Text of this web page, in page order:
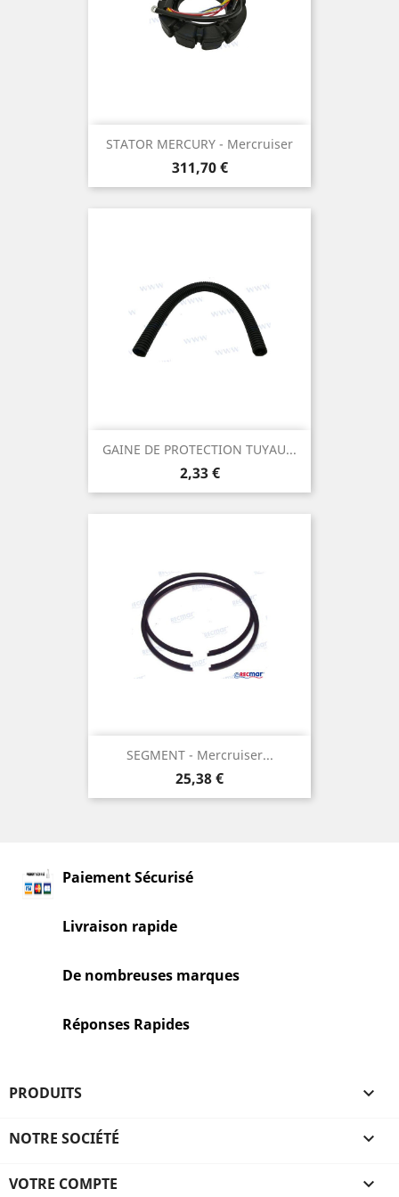
STATOR MERCURY - Mercruiser
Prix
311,70 €
GAINE DE PROTECTION TUYAU...
Prix
2,33 €
SEGMENT - Mercruiser...
Prix
25,38 €
Paiement Sécurisé
Livraison rapide
De nombreuses marques
Réponses Rapides
PRODUITS 
NOTRE SOCIÉTÉ 
VOTRE COMPTE 